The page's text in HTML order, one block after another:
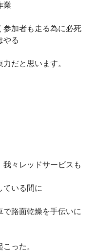
業
参加者も走る為に必死
やる
だと思います。
我々レッドサービスも
ている間に
で路面乾燥を手伝いに
った。